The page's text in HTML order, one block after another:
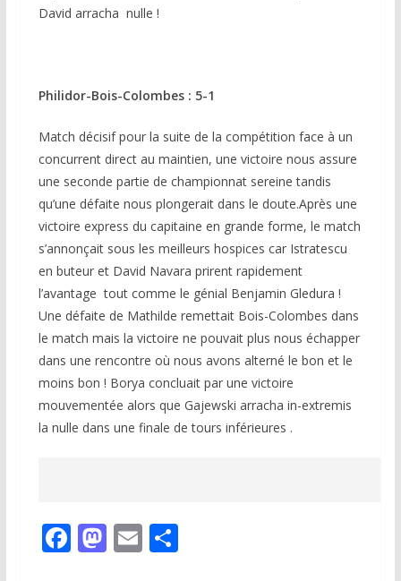
David arracha nulle !
Philidor-Bois-Colombes : 5-1
Match décisif pour la suite de la compétition face à un
concurrent direct au maintien, une victoire nous assure
une seconde partie de championnat sereine tandis
qu’une défaite nous plongerait dans le doute.Après une
victoire express du capitaine en grande forme, le match
s’annonçait sous les meilleurs hospices car Istratescu
en buteur et David Navara prirent rapidement
l’avantage tout comme le génial Benjamin Gledura !
Une défaite de Mathilde remettait Bois-Colombes dans
le match mais la victoire ne pouvait plus nous échapper
dans une rencontre où nous avons alterné le bon et le
moins bon ! Borya concluait par une victoire
mouvementée alors que Gajewski arracha in-extremis
la nulle dans une finale de tours inférieures .
F M E P